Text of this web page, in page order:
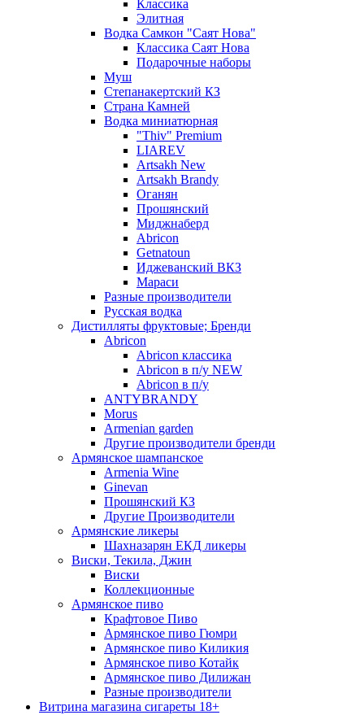
Классика
Элитная
Водка Самкон "Саят Нова"
Классика Саят Нова
Подарочные наборы
Муш
Степанакертский КЗ
Страна Камней
Водка миниатюрная
"Thiv" Premium
LIAREV
Artsakh New
Artsakh Brandy
Оганян
Прошянский
Миджнаберд
Abricon
Getnatoun
Иджеванский ВКЗ
Мараси
Разные производители
Русская водка
Дистилляты фруктовые; Бренди
Abricon
Abricon классика
Abricon в п/у NEW
Abricon в п/у
ANTYBRANDY
Morus
Armenian garden
Другие производители бренди
Армянское шампанское
Armenia Wine
Ginevan
Прошянский КЗ
Другие Производители
Армянские ликеры
Шахназарян ЕКД ликеры
Виски, Текила, Джин
Виски
Коллекционные
Армянское пиво
Крафтовое Пиво
Армянское пиво Гюмри
Армянское пиво Киликия
Армянское пиво Котайк
Армянское пиво Дилижан
Разные производители
Витрина магазина сигареты 18+